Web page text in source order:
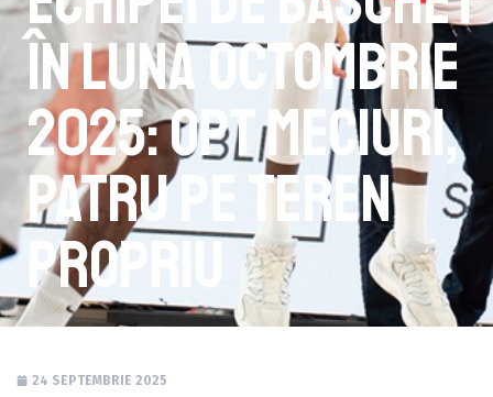
în luna Octombrie
2025: Opt meciuri,
patru pe teren
propriu
24 SEPTEMBRIE 2025